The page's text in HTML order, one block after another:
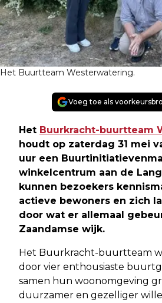
Het Buurtteam Westerwatering.
Voeg toe als
Het Buurkracht-buurtteam
houdt op zaterdag 31 mei
uur een
winkelcentrum aan de
kunnen bezoekers
actieve bewoners en zich
door wat er allemaal
Zaandamse wijk.
Het Buurkracht-buurtteam
door vier enthousiaste
samen hun woonomgeving
duurzamer en gezelliger